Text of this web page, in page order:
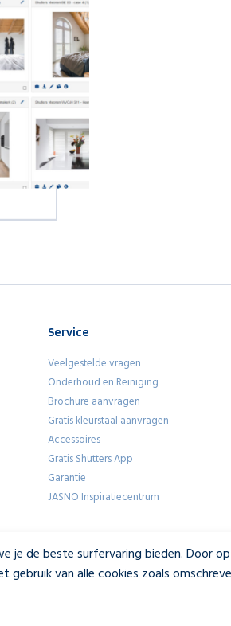
Service
Veelgestelde vragen
Onderhoud en Reiniging
Brochure aanvragen
Gratis kleurstaal aanvragen
Accessoires
Gratis Shutters App
Garantie
JASNO Inspiratiecentrum
je de beste surfervaring bieden. Door op
van alle cookies zoals